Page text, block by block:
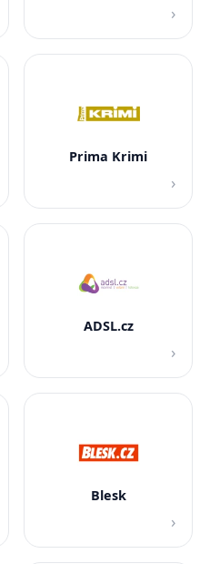
›
Prima Krimi
›
ADSL.cz
›
Blesk
›